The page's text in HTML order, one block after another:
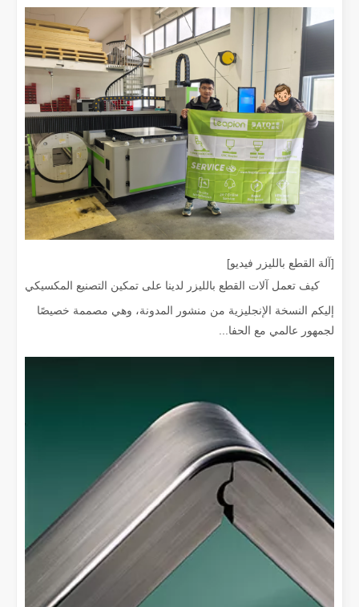
يعد قطع الصفائح المعدنية بالليزر طريقة قطع مستخدمة على نطاق
لقد أحدث اللحام بالليزر ثورة في التصنيع الحديث بفضل دقته وكفاءته الفائقة.
[آلة القطع بالليزر فيديو]
كيف تعمل آلات القطع بالليزر لدينا على تمكين التصنيع المكسيكي
إليكم النسخة الإنجليزية من منشور المدونة، وهي مصممة خصيصًا
لجمهور عالمي مع الحفا...